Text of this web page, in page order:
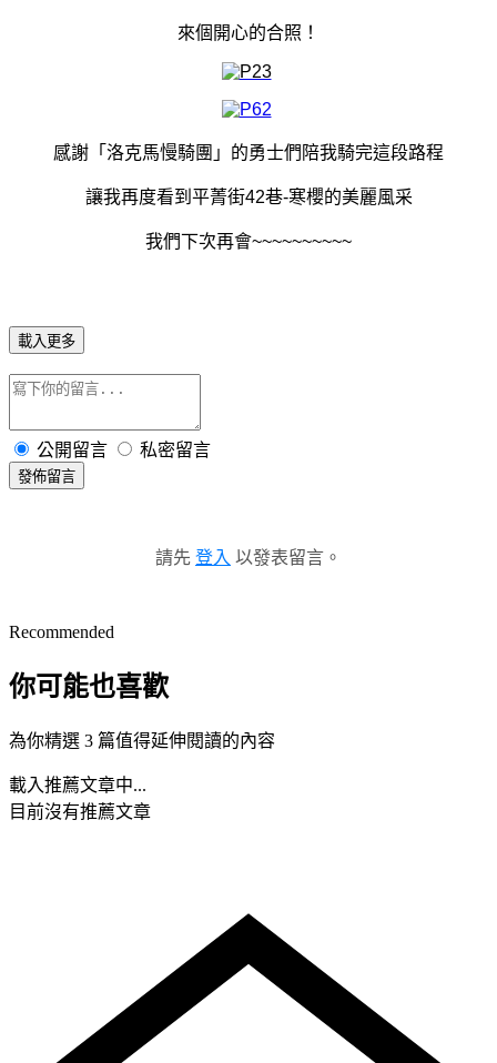
來個開心的合照！
感謝「洛克馬慢騎團」的勇士們陪我騎完這段路程
讓我再度看到平菁街42巷-寒櫻的美麗風采
我們下次再會~~~~~~~~~~
載入更多
公開留言 私密留言
發佈留言
請先 登入 以發表留言。
Recommended
你可能也喜歡
為你精選 3 篇值得延伸閱讀的內容
載入推薦文章中...
目前沒有推薦文章